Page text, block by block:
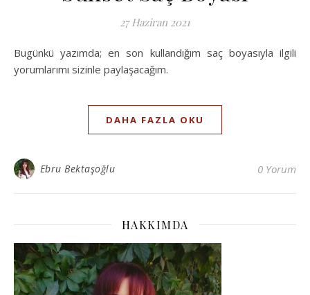
27 Haziran 2021
Bugünkü yazımda; en son kullandığım saç boyasıyla ilgili
yorumlarımı sizinle paylaşacağım.
DAHA FAZLA OKU
Ebru Bektaşoğlu 0 Yorum
HAKKIMDA